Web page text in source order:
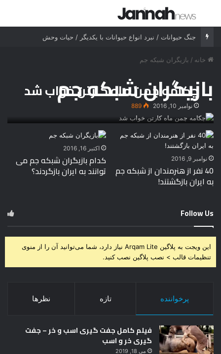
جستجو برای
جنگ حیوانات / نبرد انواع حیوانات با یکدیگر / حیات وحش
خانه / بازیگران شبکه جم
بازیگران شبکه جم
چکامه چمن ماه کارتن خواب شد
نوامبر 10, 2016 889
نوامبر 9, 2016
40 نفر از هنرمندان از شبکه جم
به ایران بازگشتند!
اکتبر 16, 2016
کدام بازیگران شبکه جم می
توانند به ایران بازگردند؟
Follow Us
این ویجت به پلاگین Arqam Lite نیاز دارد، شما می‌توانید آن را از منوی
تنظیمات قالب > نصب پلاگین نصب کنید.
پرخواننده تازه نظرها
فیلم کامل جفت گیری اسب و خر – جفت
گیری خر و اسب
می 18, 2019